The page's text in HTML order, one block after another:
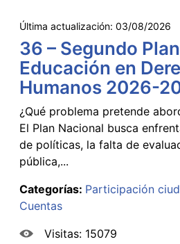
Última actualización: 03/08/2026
36 – Segundo
Educación en
Humanos 2026-
¿Qué problema pretende
El Plan Nacional busca
de políticas, la falta de
pública,...
Categorías: Participación
Cuentas
Visitas: 15079